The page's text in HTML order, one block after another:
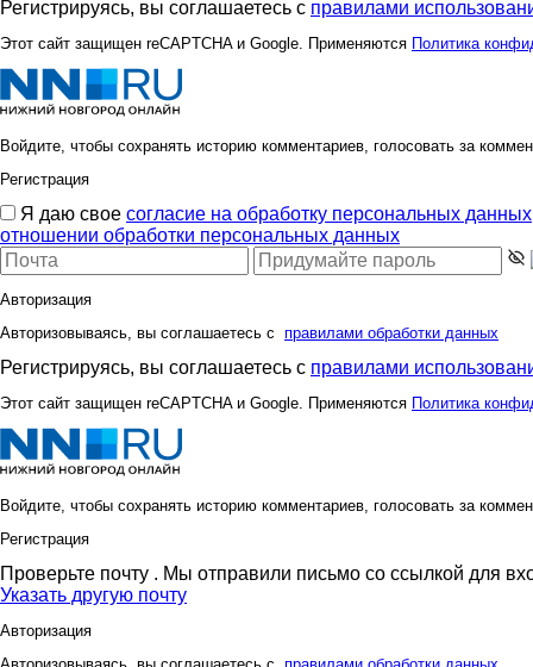
Регистрируясь, вы соглашаетесь с правилами
Этот сайт защищен reCAPTCHA и Google. Применяются Политика
Войдите, чтобы сохранять историю комментариев, голосовать за
Регистрация
Я даю свое согласие на обработку персональных данных
отношении обработки персональных данных
Авторизация
Авторизовываясь, вы соглашаетесь с правилами обработки данных
Регистрируясь, вы соглашаетесь с правилами
Этот сайт защищен reCAPTCHA и Google. Применяются Политика
Войдите, чтобы сохранять историю комментариев, голосовать за
Регистрация
Проверьте почту . Мы отправили письмо со ссылкой для
Указать другую почту
Авторизация